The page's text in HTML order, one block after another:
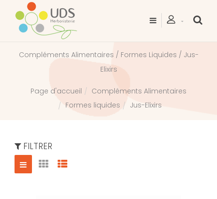
Compléments Alimentaires / Formes Liquides / Jus-
Elixirs
Page d'accueil
Compléments Alimentaires
Formes liquides
Jus-Elixirs
FILTRER